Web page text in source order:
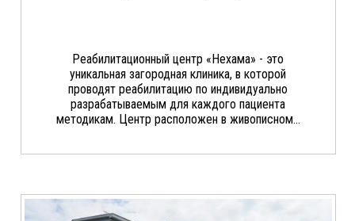
Реабилитационный центр «Нехама» - это
уникальная загородная клиника, в которой
проводят реабилитацию по индивидуально
разрабатываемым для каждого пациента
методикам. Центр расположен в живописном...